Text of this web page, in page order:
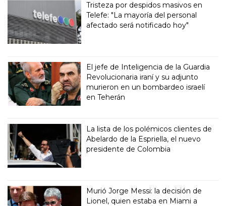
Tristeza por despidos masivos en
Telefe: "La mayoría del personal
afectado será notificado hoy"
El jefe de Inteligencia de la Guardia
Revolucionaria iraní y su adjunto
murieron en un bombardeo israelí
en Teherán
La lista de los polémicos clientes de
Abelardo de la Espriella, el nuevo
presidente de Colombia
Murió Jorge Messi: la decisión de
Lionel, quien estaba en Miami a